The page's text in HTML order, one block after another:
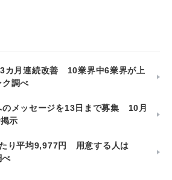
カ月連続改善 10業界中6業界が上
調べ
のメッセージを13日まで募集 10月
示
り平均9,977円 用意する人は